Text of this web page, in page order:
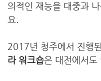
의적인 재능을 대중과
요.
2017년 청주에서 진행
라 워크숍은 대전에서도